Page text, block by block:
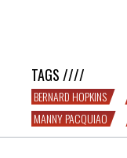
TAGS ////
BERNARD HOPKINS
MANNY PACQUIAO